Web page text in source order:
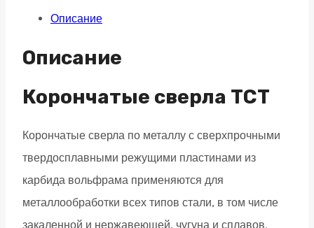
weldon
quantity
Описание
Описание
Корончатые сверла TCT
Корончатые сверла по металлу с сверхпрочными
твердосплавными режущими пластинами из
карбида вольфрама применяются для
металлообработки всех типов стали, в том числе
закаленной и нержавеющей, чугуна и сплавов.